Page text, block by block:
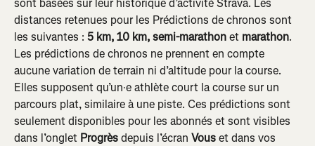
sont basées sur leur historique d’activité Strava. Les
distances retenues pour les Prédictions de chronos sont
les suivantes : 5 km, 10 km, semi-marathon et marathon.
Les prédictions de chronos ne prennent en compte
aucune variation de terrain ni d’altitude pour la course.
Elles supposent qu’un·e athlète court la course sur un
parcours plat, similaire à une piste. Ces prédictions sont
seulement disponibles pour les abonnés et sont visibles
dans l’onglet Progrès depuis l’écran Vous et dans vos